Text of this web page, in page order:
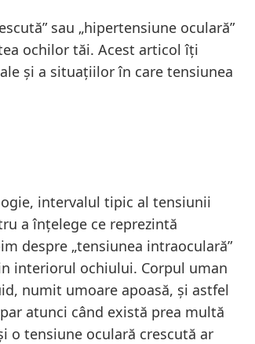
sau „hipertensiune oculară”
ochilor tăi. Acest articol îți
și a situațiilor în care tensiunea
intervalul tipic al tensiunii
a înțelege ce reprezintă
despre „tensiunea intraoculară”
interiorul ochiului. Corpul uman
numit umoare apoasă, și astfel
atunci când există prea multă
o tensiune oculară crescută ar